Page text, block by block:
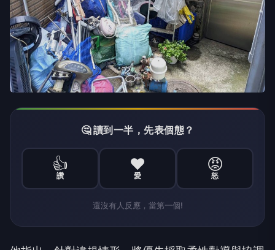
🤔 讀到一半，先表個態？
👍
讚
❤️
愛
😡
怒
還沒有人反應，當第一個!